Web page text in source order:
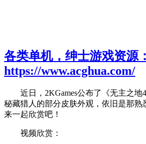
各类单机，绅士游戏资源：
https://www.acghua.com/
近日，2KGames公布了《无主之
秘藏猎人的部分皮肤外观，依旧是那熟
来一起欣赏吧！
视频欣赏：